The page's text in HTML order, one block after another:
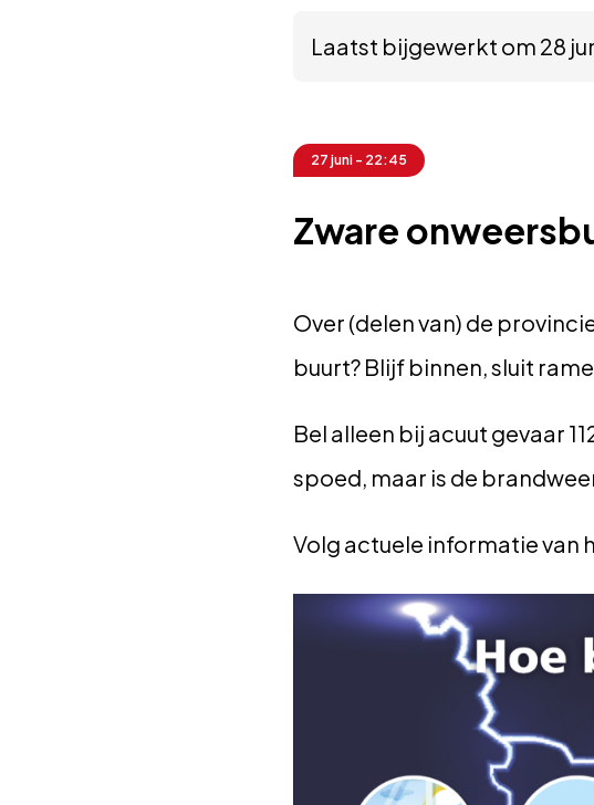
Laatst bijgewerkt om 28
27 juni - 22:45
Zware
Over (delen van) de
buurt? Blijf binnen, sluit
Bel alleen bij acuut gevaar
spoed, maar is de
Volg actuele informatie van